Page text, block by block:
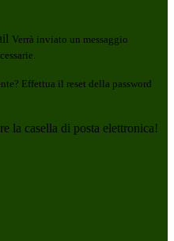
Verrà inviato un messaggio
Effettua il reset della password
la casella di posta elettronica!